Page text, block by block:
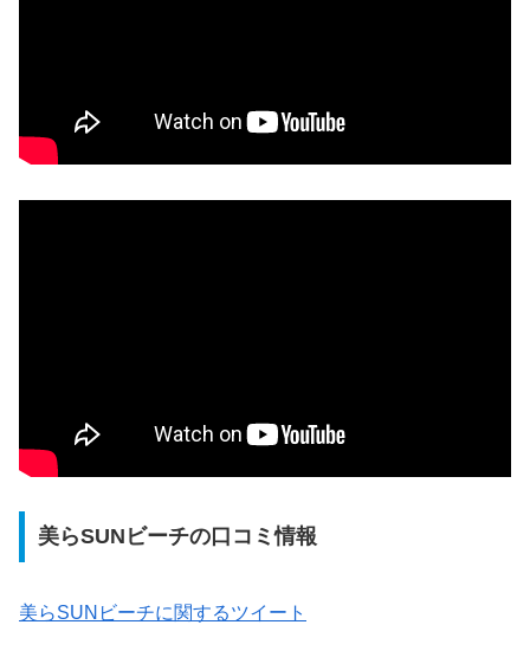
美らSUNビーチの口コミ情報
美らSUNビーチに関するツイート